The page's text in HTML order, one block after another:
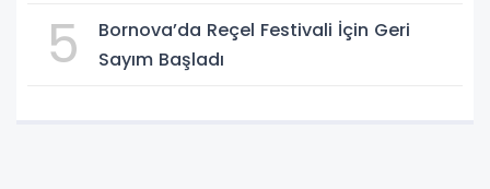
5
Bornova’da Reçel Festivali İçin Geri
Sayım Başladı